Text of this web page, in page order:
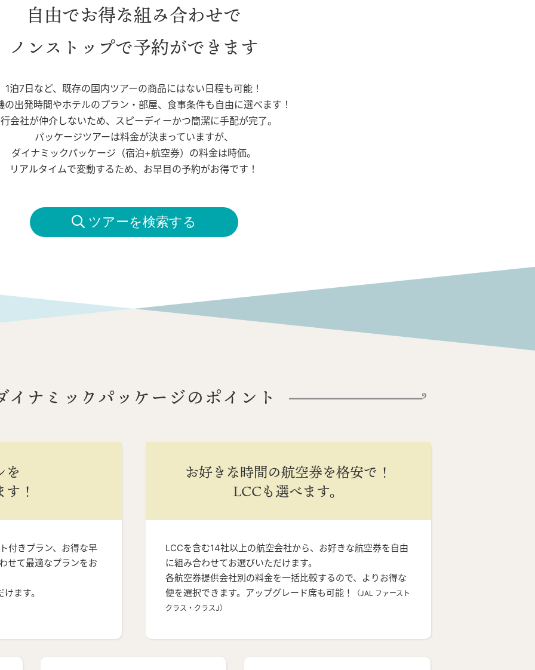
自由でお得な組み合わせで
ノンストップで予約ができます
1泊7日など、既存の国内ツアーの商品にはない日程も可能！
の出発時間やホテルのプラン・部屋、食事条件も自由に選べます！
会社が仲介しないため、スピーディーかつ簡潔に手配が完了。
パッケージツアーは料金が決まっていますが、
ダイナミックパッケージ（宿泊+航空券）の料金は時価。
リアルタイムで変動するため、お早目の予約がお得です！
 ツアーを検索する
イナミックパッケージのポイント
を
！
付きプラン、お得な早
せて最適なプランをお
ます。
お好きな時間の航空券を格安で！
LCCも選べます。
LCCを含む14社以上の航空会社から、お好きな航空券を自由
に組み合わせてお選びいただけます。
各航空券提供会社別の料金を一括比較するので、よりお得な
便を選択できます。アップグレード席も可能！
（JAL ファースト
クラス・クラスJ）